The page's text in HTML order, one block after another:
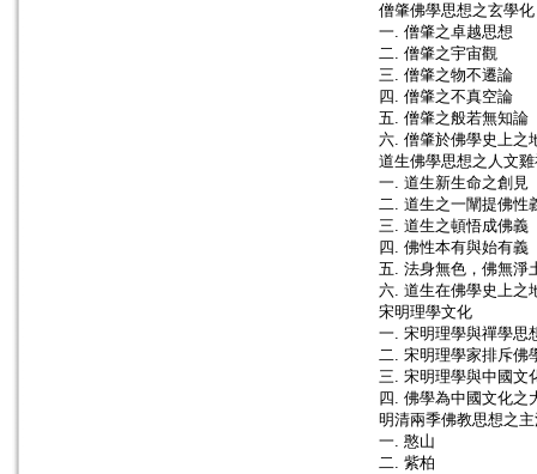
僧肇佛學思想之玄學化
一. 僧肇之卓越思想
二. 僧肇之宇宙觀
三. 僧肇之物不遷論
四. 僧肇之不真空論
五. 僧肇之般若無知論
六. 僧肇於佛學史上之
道生佛學思想之人文
一. 道生新生命之創見
二. 道生之一闡提佛性
三. 道生之頓悟成佛義
四. 佛性本有與始有義
五. 法身無色，佛無淨
六. 道生在佛學史上之
宋明理學文化
一. 宋明理學與禪學思
二. 宋明理學家排斥佛
三. 宋明理學與中國文
四. 佛學為中國文化之
明清兩季佛教思想之
一. 憨山
二. 紫柏